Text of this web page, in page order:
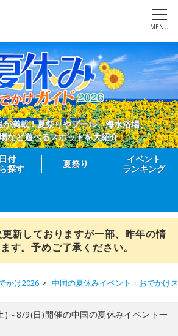
MENU
満載！夏祭りやプール、海水浴場、
など遊べるスポットを大紹介
日付
探す
夏祭り
イベント
ランキング
新しておりますが一部、昨年の情
す。予めご了承ください。
かけ2026 中国の夏休みイベント・おでかけ
)～8/9(日)開催の中国の夏休みイベント一